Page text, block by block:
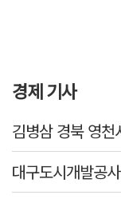
경제 기사